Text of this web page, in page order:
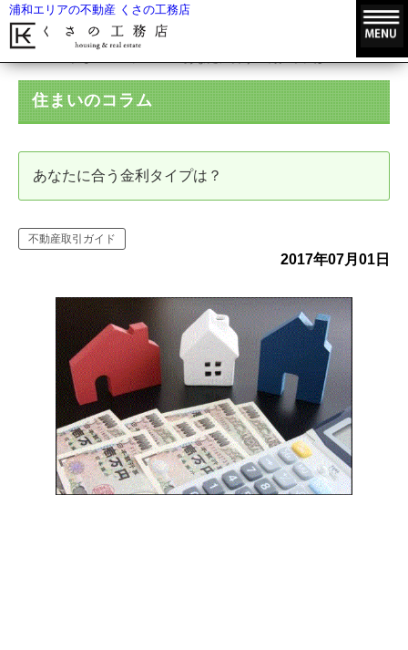
浦和エリアの不動産 くさの工務店
住まいのコラム
あなたに合う金利タイプは？
不動産取引ガイド
2017年07月01日